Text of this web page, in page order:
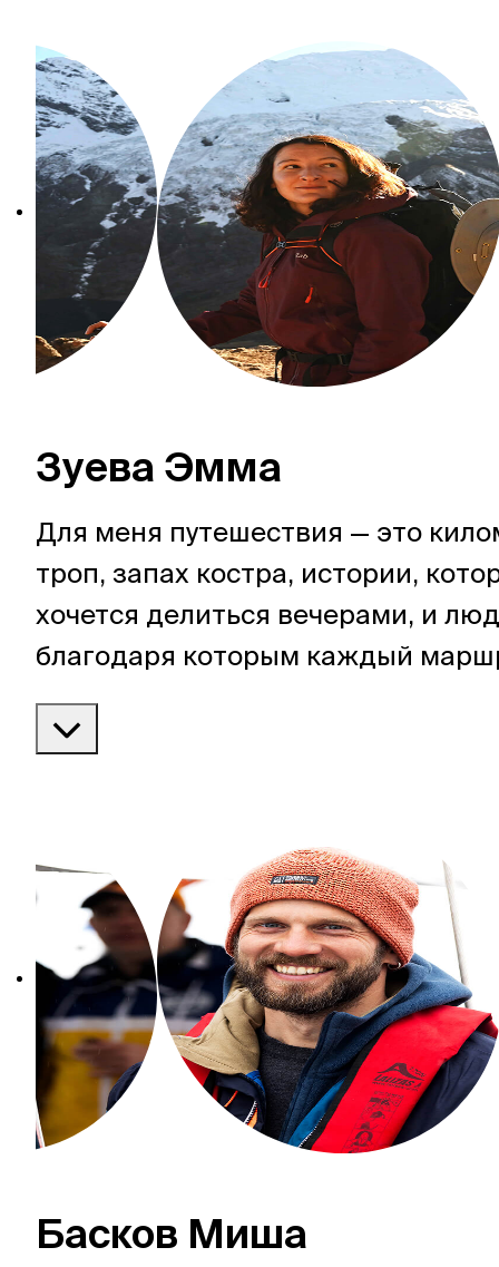
Зуева Эмма
Для меня путешествия — это
троп, запах костра, истории,
хочется делиться вечерами, и
благодаря которым каждый
становится особенным.
Басков Миша